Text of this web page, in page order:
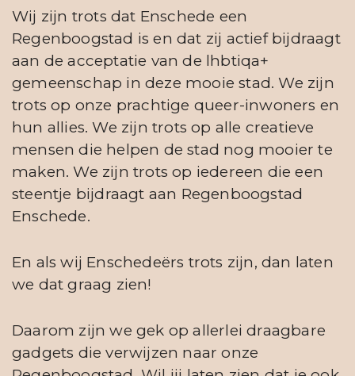
Wij zijn trots dat Enschede een
Regenboogstad is en dat zij actief bijdraagt
aan de acceptatie van de lhbtiqa+
gemeenschap in deze mooie stad. We zijn
trots op onze prachtige queer-inwoners en
hun allies. We zijn trots op alle creatieve
mensen die helpen de stad nog mooier te
maken. We zijn trots op iedereen die een
steentje bijdraagt aan Regenboogstad
Enschede.
En als wij Enschedeërs trots zijn, dan laten
we dat graag zien!
Daarom zijn we gek op allerlei draagbare
gadgets die verwijzen naar onze